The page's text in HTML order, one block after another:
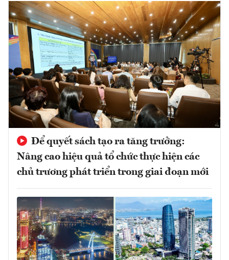
Để quyết sách tạo ra tăng trưởng:
Nâng cao hiệu quả tổ chức thực hiện các
chủ trương phát triển trong giai đoạn mới